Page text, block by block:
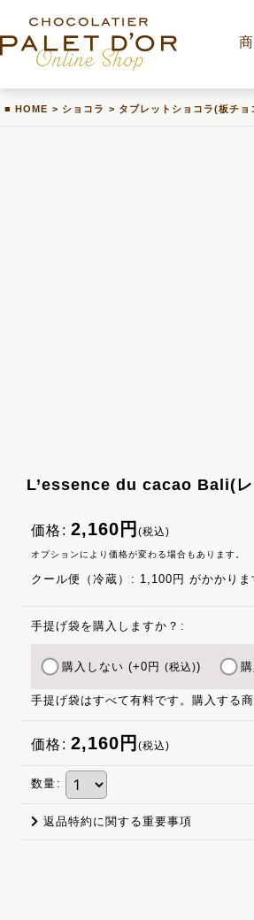
HOME > ショコラ > タブレットショコラ(板チョ
L’essence du cacao Bali(レ
価格 : 2,160 円 (税込)
オプションにより価格が変わる場合もあります。
クール便（冷蔵） : 1,100円 がかかりま
手提げ袋を購入しますか？ :
購入しない (+0円 (税込))
手提げ袋はすべて有料です。購入する
価格 : 2,160 円 (税込)
数量 :
返品特約に関する重要事項